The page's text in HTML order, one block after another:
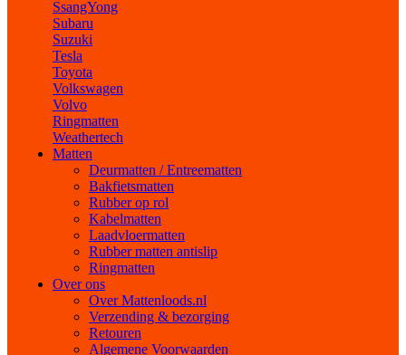
SsangYong
Subaru
Suzuki
Tesla
Toyota
Volkswagen
Volvo
Ringmatten
Weathertech
Matten
Deurmatten / Entreematten
Bakfietsmatten
Rubber op rol
Kabelmatten
Laadvloermatten
Rubber matten antislip
Ringmatten
Over ons
Over Mattenloods.nl
Verzending & bezorging
Retouren
Algemene Voorwaarden